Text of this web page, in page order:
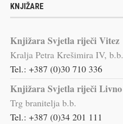
KNJIŽARE
Knjižara Svjetla riječi Vitez
Kralja Petra Krešimira IV, b.b.
Tel.: +387 (0)30 710 336
Knjižara Svjetla riječi Livno
Trg branitelja b.b.
Tel.: +387 (0)34 201 111